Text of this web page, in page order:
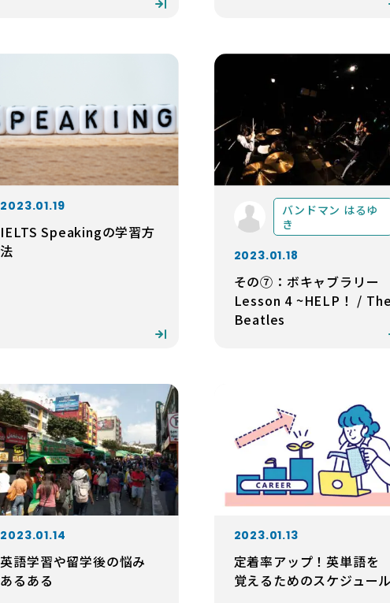
2023.01.19
IELTS Speakingの学習方
法
バンドマン はるゆ
き
2023.01.18
その⑦：ボキャブラリー
Lesson 4 ~HELP！ /
Beatles
2023.01.14
英語学習や留学後の悩み
あるある
2023.01.13
定着率アップ！英単語を
覚えるためのスケジュー